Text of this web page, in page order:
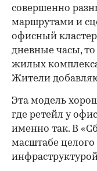
совершенно
маршрутами и
офисный
дневные часы, то
жилых
Жители
Эта модель
где ретейл у
именно так. В
масштабе